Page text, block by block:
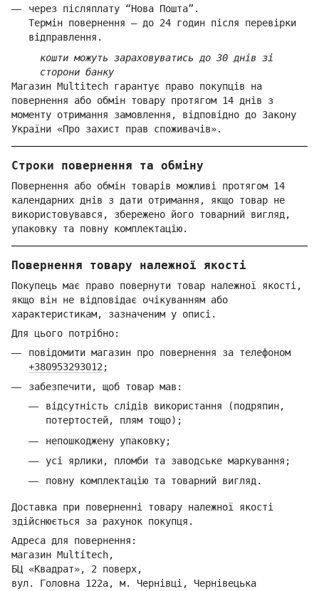
через післяплату “Нова Пошта”.
Термін повернення — до 24 годин після перевірки
відправлення.
кошти можуть зараховуватись до 30 днів зі
сторони банку
Магазин Multitech гарантує право покупців на
повернення або обмін товару протягом 14 днів з
моменту отримання замовлення, відповідно до Закону
України «Про захист прав споживачів».
Строки повернення та обміну
Повернення або обмін товарів можливі протягом 14
календарних днів з дати отримання, якщо товар не
використовувався, збережено його товарний вигляд,
упаковку та повну комплектацію.
Повернення товару належної якості
Покупець має право повернути товар належної якості,
якщо він не відповідає очікуванням або
характеристикам, зазначеним у описі.
Для цього потрібно:
повідомити магазин про повернення за телефоном
+380953293012 ;
забезпечити, щоб товар мав:
відсутність слідів використання (подряпин,
потертостей, плям тощо);
непошкоджену упаковку;
усі ярлики, пломби та заводське маркування;
повну комплектацію та товарний вигляд.
Доставка при поверненні товару належної якості
здійснюється за рахунок покупця.
Адреса для повернення:
магазин Multitech,
БЦ «Квадрат», 2 поверх,
вул. Головна 122а, м. Чернівці, Чернівецька